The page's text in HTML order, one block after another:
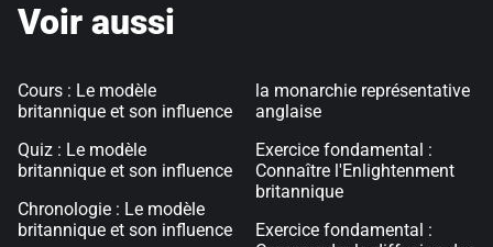
Voir aussi
Cours : Le modèle
britannique et son influence
Quiz : Le modèle
britannique et son influence
Chronologie : Le modèle
britannique et son influence
la monarchie représentative
anglaise
Exercice fondamental :
Connaître l'Enlightenment
britannique
Exercice fondamental :